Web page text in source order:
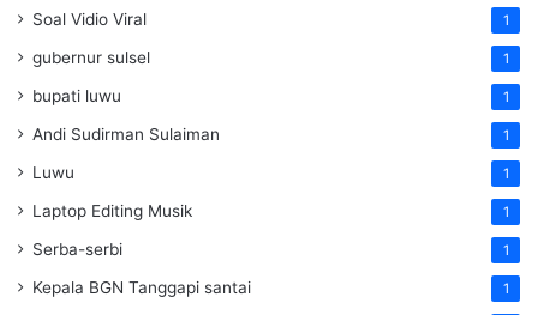
Soal Vidio Viral 1
gubernur sulsel 1
bupati luwu 1
Andi Sudirman Sulaiman 1
Luwu 1
Laptop Editing Musik 1
Serba-serbi 1
Kepala BGN Tanggapi santai 1